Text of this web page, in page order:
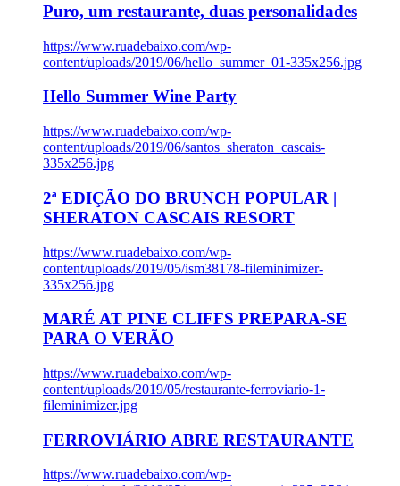
Puro, um restaurante, duas personalidades
https://www.ruadebaixo.com/wp-
content/uploads/2019/06/hello_summer_01-335x256.jpg
Hello Summer Wine Party
https://www.ruadebaixo.com/wp-
content/uploads/2019/06/santos_sheraton_cascais-
335x256.jpg
2ª EDIÇÃO DO BRUNCH POPULAR |
SHERATON CASCAIS RESORT
https://www.ruadebaixo.com/wp-
content/uploads/2019/05/ism38178-fileminimizer-
335x256.jpg
MARÉ AT PINE CLIFFS PREPARA-SE
PARA O VERÃO
https://www.ruadebaixo.com/wp-
content/uploads/2019/05/restaurante-ferroviario-1-
fileminimizer.jpg
FERROVIÁRIO ABRE RESTAURANTE
https://www.ruadebaixo.com/wp-